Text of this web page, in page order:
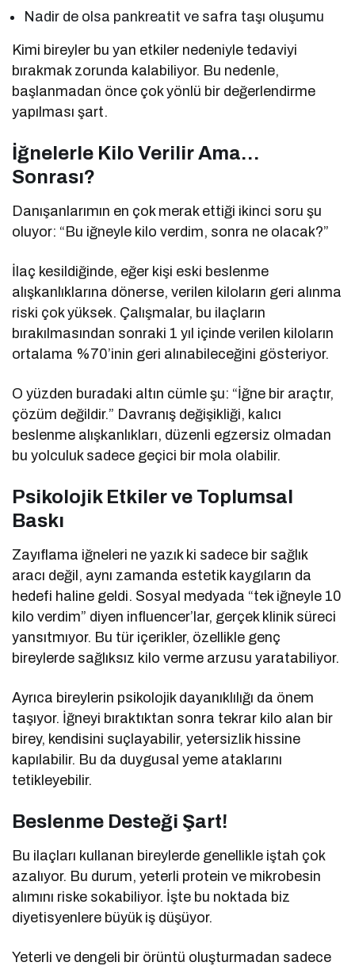
Nadir de olsa pankreatit ve safra taşı oluşumu
Kimi bireyler bu yan etkiler nedeniyle tedaviyi
bırakmak zorunda kalabiliyor. Bu nedenle,
başlanmadan önce çok yönlü bir değerlendirme
yapılması şart.
İğnelerle Kilo Verilir Ama…
Sonrası?
Danışanlarımın en çok merak ettiği ikinci soru şu
oluyor: “Bu iğneyle kilo verdim, sonra ne olacak?”
İlaç kesildiğinde, eğer kişi eski beslenme
alışkanlıklarına dönerse, verilen kiloların geri alınma
riski çok yüksek. Çalışmalar, bu ilaçların
bırakılmasından sonraki 1 yıl içinde verilen kiloların
ortalama %70’inin geri alınabileceğini gösteriyor.
O yüzden buradaki altın cümle şu: “İğne bir araçtır,
çözüm değildir.” Davranış değişikliği, kalıcı
beslenme alışkanlıkları, düzenli egzersiz olmadan
bu yolculuk sadece geçici bir mola olabilir.
Psikolojik Etkiler ve Toplumsal
Baskı
Zayıflama iğneleri ne yazık ki sadece bir sağlık
aracı değil, aynı zamanda estetik kaygıların da
hedefi haline geldi. Sosyal medyada “tek iğneyle 10
kilo verdim” diyen influencer’lar, gerçek klinik süreci
yansıtmıyor. Bu tür içerikler, özellikle genç
bireylerde sağlıksız kilo verme arzusu yaratabiliyor.
Ayrıca bireylerin psikolojik dayanıklılığı da önem
taşıyor. İğneyi bıraktıktan sonra tekrar kilo alan bir
birey, kendisini suçlayabilir, yetersizlik hissine
kapılabilir. Bu da duygusal yeme ataklarını
tetikleyebilir.
Beslenme Desteği Şart!
Bu ilaçları kullanan bireylerde genellikle iştah çok
azalıyor. Bu durum, yeterli protein ve mikrobesin
alımını riske sokabiliyor. İşte bu noktada biz
diyetisyenlere büyük iş düşüyor.
Yeterli ve dengeli bir örüntü oluşturmadan sadece